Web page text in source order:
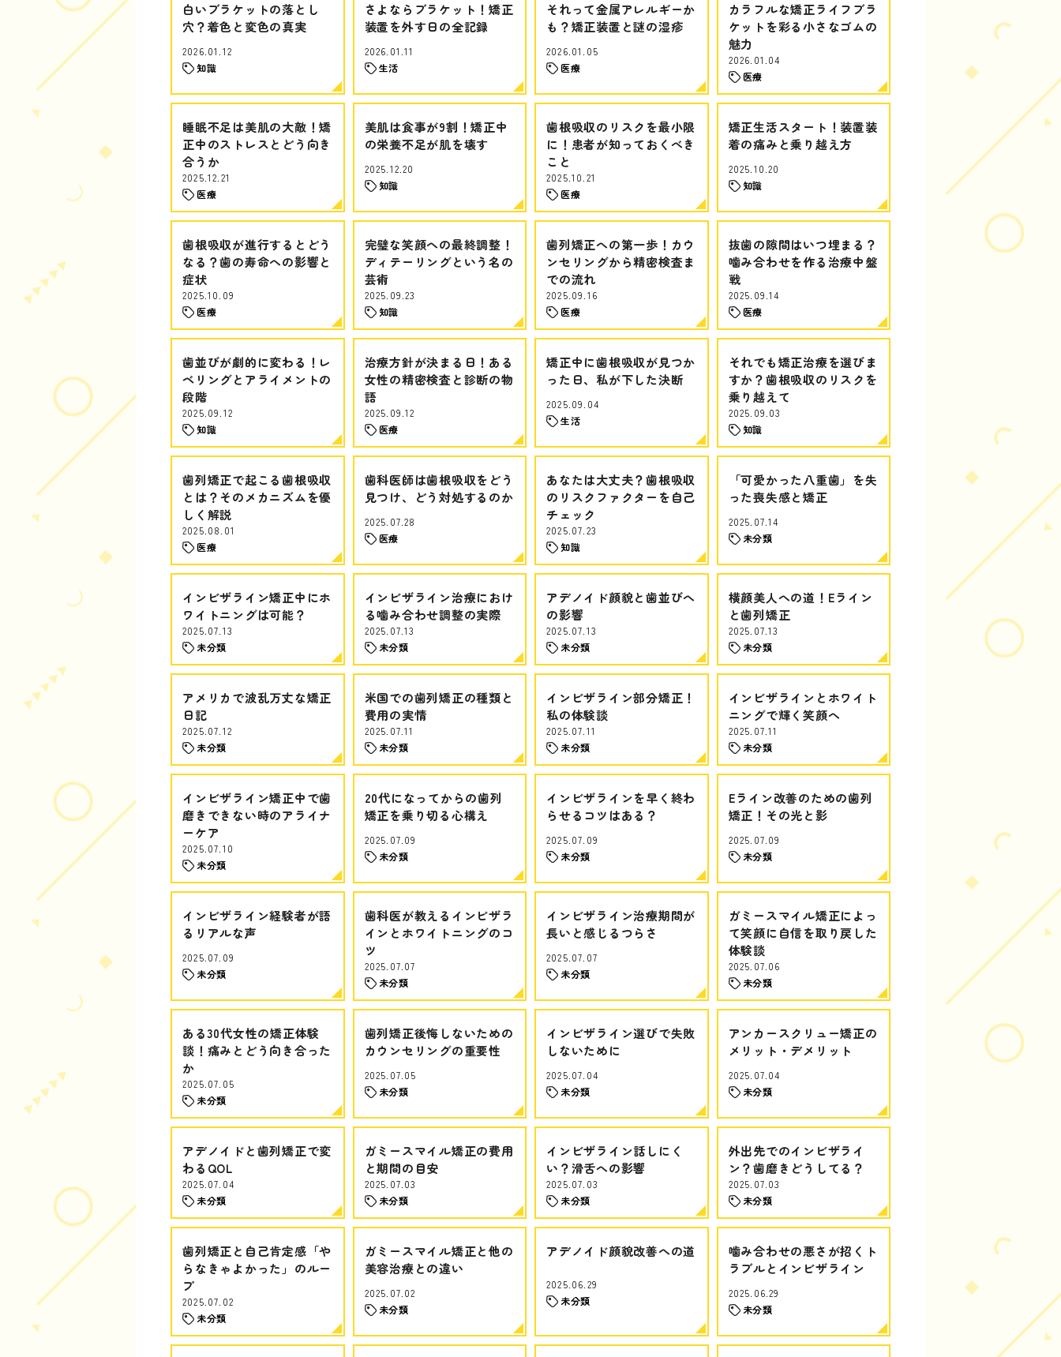
白いブラケットの落とし
穴？着色と変色の真実
2026.01.12
知識
さよならブラケット！矯正
装置を外す日の全記録
2026.01.11
生活
それって金属アレルギーか
も？矯正装置と謎の湿疹
2026.01.05
医療
カラフルな矯正ライフブラ
ケットを彩る小さなゴムの
魅力
2026.01.04
医療
睡眠不足は美肌の大敵！矯
正中のストレスとどう向き
合うか
2025.12.21
医療
美肌は食事が9割！矯正中
の栄養不足が肌を壊す
2025.12.20
知識
歯根吸収のリスクを最小限
に！患者が知っておくべき
こと
2025.10.21
医療
矯正生活スタート！装置装
着の痛みと乗り越え方
2025.10.20
知識
歯根吸収が進行するとどう
なる？歯の寿命への影響と
症状
2025.10.09
医療
完璧な笑顔への最終調整！
ディテーリングという名の
芸術
2025.09.23
知識
歯列矯正への第一歩！カウ
ンセリングから精密検査ま
での流れ
2025.09.16
医療
抜歯の隙間はいつ埋まる？
噛み合わせを作る治療中盤
戦
2025.09.14
医療
歯並びが劇的に変わる！レ
ベリングとアライメントの
段階
2025.09.12
知識
治療方針が決まる日！ある
女性の精密検査と診断の物
語
2025.09.12
医療
矯正中に歯根吸収が見つか
った日、私が下した決断
2025.09.04
生活
それでも矯正治療を選びま
すか？歯根吸収のリスクを
乗り越えて
2025.09.03
知識
歯列矯正で起こる歯根吸収
とは？そのメカニズムを優
しく解説
2025.08.01
医療
歯科医師は歯根吸収をどう
見つけ、どう対処するのか
2025.07.28
医療
あなたは大丈夫？歯根吸収
のリスクファクターを自己
チェック
2025.07.23
知識
「可愛かった八重歯」を失
った喪失感と矯正
2025.07.14
未分類
インビザライン矯正中にホ
ワイトニングは可能？
2025.07.13
未分類
インビザライン治療におけ
る噛み合わせ調整の実際
2025.07.13
未分類
アデノイド顔貌と歯並びへ
の影響
2025.07.13
未分類
横顔美人への道！Eライン
と歯列矯正
2025.07.13
未分類
アメリカで波乱万丈な矯正
日記
2025.07.12
未分類
米国での歯列矯正の種類と
費用の実情
2025.07.11
未分類
インビザライン部分矯正！
私の体験談
2025.07.11
未分類
インビザラインとホワイト
ニングで輝く笑顔へ
2025.07.11
未分類
インビザライン矯正中で歯
磨きできない時のアライナ
ーケア
2025.07.10
未分類
20代になってからの歯列
矯正を乗り切る心構え
2025.07.09
未分類
インビザラインを早く終わ
らせるコツはある？
2025.07.09
未分類
Eライン改善のための歯列
矯正！その光と影
2025.07.09
未分類
インビザライン経験者が語
るリアルな声
2025.07.09
未分類
歯科医が教えるインビザラ
インとホワイトニングのコ
ツ
2025.07.07
未分類
インビザライン治療期間が
長いと感じるつらさ
2025.07.07
未分類
ガミースマイル矯正によっ
て笑顔に自信を取り戻した
体験談
2025.07.06
未分類
ある30代女性の矯正体験
談！痛みとどう向き合った
か
2025.07.05
未分類
歯列矯正後悔しないための
カウンセリングの重要性
2025.07.05
未分類
インビザライン選びで失敗
しないために
2025.07.04
未分類
アンカースクリュー矯正の
メリット・デメリット
2025.07.04
未分類
アデノイドと歯列矯正で変
わるQOL
2025.07.04
未分類
ガミースマイル矯正の費用
と期間の目安
2025.07.03
未分類
インビザライン話しにく
い？滑舌への影響
2025.07.03
未分類
外出先でのインビザライ
ン？歯磨きどうしてる？
2025.07.03
未分類
歯列矯正と自己肯定感「や
らなきゃよかった」のルー
プ
2025.07.02
未分類
ガミースマイル矯正と他の
美容治療との違い
2025.07.02
未分類
アデノイド顔貌改善への道
2025.06.29
未分類
噛み合わせの悪さが招くト
ラブルとインビザライン
2025.06.29
未分類